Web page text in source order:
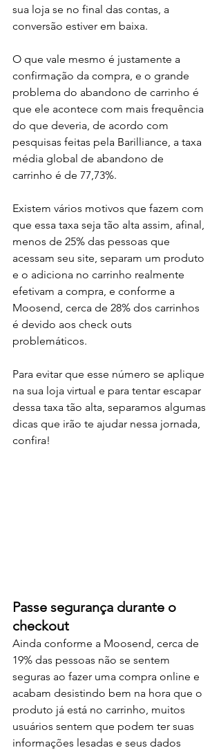
sua loja se no final das contas, a
conversão estiver em baixa.
O que vale mesmo é justamente a
confirmação da compra, e o grande
problema do abandono de carrinho é
que ele acontece com mais frequência
do que deveria, de acordo com
pesquisas feitas pela Barilliance, a taxa
média global de abandono de
carrinho é de 77,73%.
Existem vários motivos que fazem com
que essa taxa seja tão alta assim, afinal,
menos de 25% das pessoas que
acessam seu site, separam um produto
e o adiciona no carrinho realmente
efetivam a compra, e conforme a
Moosend, cerca de 28% dos carrinhos
é devido aos check outs
problemáticos.
Para evitar que esse número se aplique
na sua loja virtual e para tentar escapar
dessa taxa tão alta, separamos algumas
dicas que irão te ajudar nessa jornada,
confira!
Passe segurança durante o
checkout
Ainda conforme a Moosend, cerca de
19% das pessoas não se sentem
seguras ao fazer uma compra online e
acabam desistindo bem na hora que o
produto já está no carrinho, muitos
usuários sentem que podem ter suas
informações lesadas e seus dados